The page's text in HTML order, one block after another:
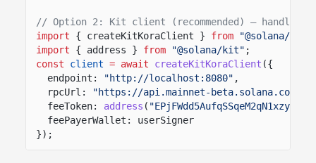
// Option 2: Kit client (recommended) — handles
import
{ createKitKoraClient } from
"@solana/
import
{ address } from "@solana/kit" ;
const
client = await createKitKoraClient ({
endpoint:
"http://localhost:8080" ,
rpcUrl:
"https://api.mainnet-beta.solana.com"
feeToken:
address (
feePayerWallet: userSigner
});